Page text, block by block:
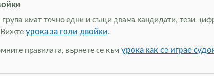
имат точно едни и същи двама кандидати, тези
Вижте урока за голи двойки.
правилата, върнете се към урока как се играе